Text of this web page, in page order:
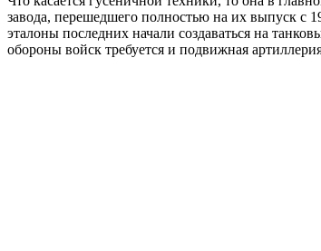
завода, перешедшего полностью на их выпуск с
эталоны последних начали создаваться на
обороны войск требуется и подвижная